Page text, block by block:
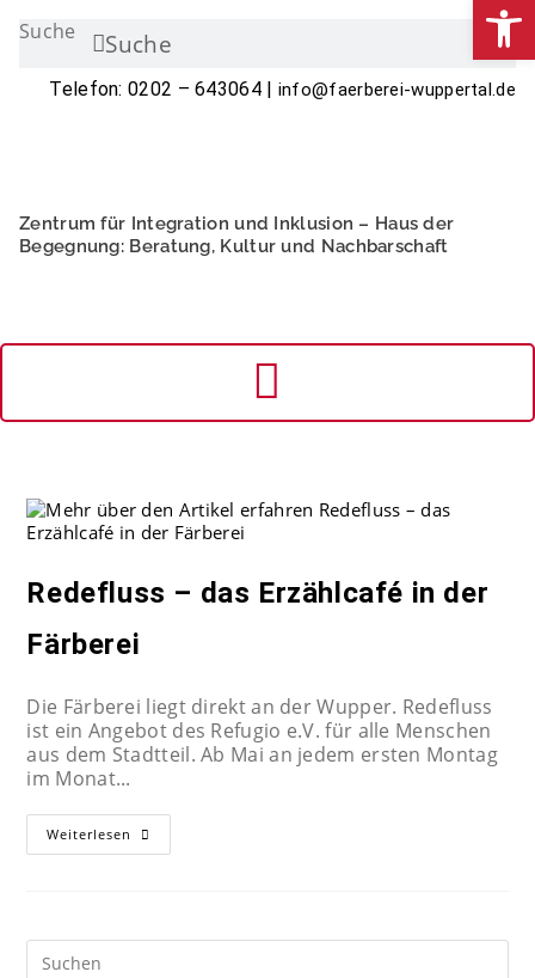
Inhalt
Suche Suche
Telefon: 0202 – 643064 | info@faerberei-wuppertal.de
Zentrum für Integration und Inklusion – Haus der
Begegnung: Beratung, Kultur und Nachbarschaft
Redefluss – das Erzählcafé in der
Färberei
Die Färberei liegt direkt an der Wupper. Redefluss
ist ein Angebot des Refugio e.V. für alle Menschen
aus dem Stadtteil. Ab Mai an jedem ersten Montag
im Monat...
Weiterlesen Redefluss
–